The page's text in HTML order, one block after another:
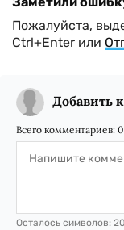
Пожалуйста,
Ctrl+Enter или
Добавить
Всего комментариев: 0
Осталось символов: